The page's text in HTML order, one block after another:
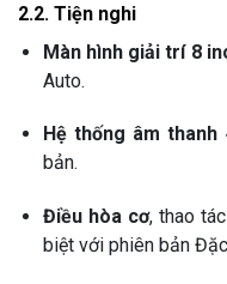
2.2. Tiện nghi
Màn hình giải trí 8
Auto.
Hệ thống âm thanh
bản.
Điều hòa cơ, thao
biệt với phiên bản